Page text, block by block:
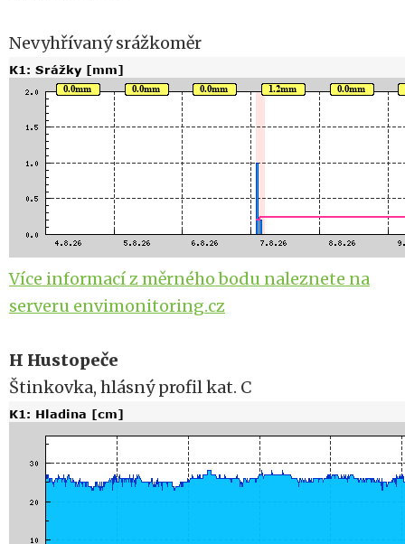
Nevyhřívaný srážkoměr
Více informací z měrného bodu naleznete na
serveru envimonitoring.cz
H Hustopeče
Štinkovka, hlásný profil kat. C